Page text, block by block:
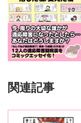
関連記事